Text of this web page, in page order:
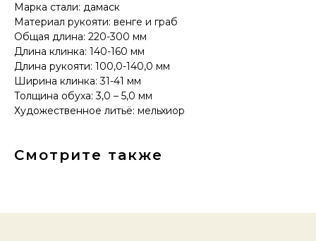
Марка стали: дамаск
Материал рукояти: венге и граб
Общая длина: 220-300 мм
Длина клинка: 140-160 мм
Длина рукояти: 100,0-140,0 мм
Ширина клинка: 31-41 мм
Толщина обуха: 3,0 – 5,0 мм
Художественное литьё: мельхиор
Смотрите также
Будем рады продемонстрировать вам
нашу продукцию. Позвоните нам или
оставьте запрос на звонок менеджера
для консультации
Адрес: "НОЖИ ПАВЛОВО", 606104,
ул. Восточная, 3Б (самовывоз), г. Павлово,
Нижегородская обл., Россия
ООО "ПТФ" ИНН 6686090373
Часы работы:ПН-ПТ с 09.00 до 17.00
Телефон: +7 (996) 130−131−1